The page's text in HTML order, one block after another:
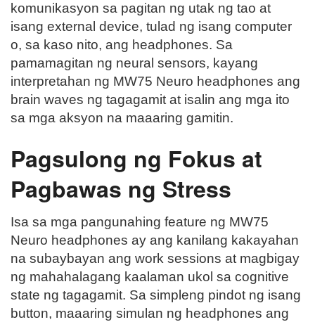
komunikasyon sa pagitan ng utak ng tao at
isang external device, tulad ng isang computer
o, sa kaso nito, ang headphones. Sa
pamamagitan ng neural sensors, kayang
interpretahan ng MW75 Neuro headphones ang
brain waves ng tagagamit at isalin ang mga ito
sa mga aksyon na maaaring gamitin.
Pagsulong ng Fokus at
Pagbawas ng Stress
Isa sa mga pangunahing feature ng MW75
Neuro headphones ay ang kanilang kakayahan
na subaybayan ang work sessions at magbigay
ng mahahalagang kaalaman ukol sa cognitive
state ng tagagamit. Sa simpleng pindot ng isang
button, maaaring simulan ng headphones ang